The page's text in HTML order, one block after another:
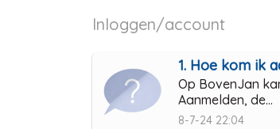
Inloggen/account
1. Hoe kom ik
Op BovenJan
Aanmelden, de...
8-7-24 22:04